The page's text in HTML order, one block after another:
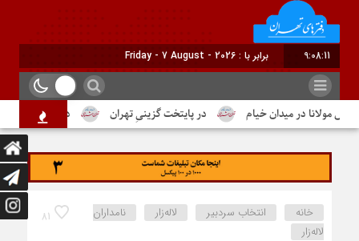
9:08:12 برابر با : Friday - 7 August - 2026
در میدان خیام در پایتخت گزینیِ تهران دومین شماره از
81 خانه انتخاب سردبیر لاله‌زار
نامداران
لاله‌زار